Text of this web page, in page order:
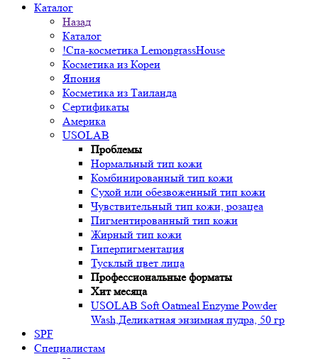
Каталог
Назад
Каталог
!Спа-косметика LemongrassHouse
Косметика из Кореи
Япония
Косметика из Таиланда
Сертификаты
Америка
USOLAB
Проблемы
Нормальный тип кожи
Комбинированный тип кожи
Сухой или обезвоженный тип кожи
Чувствительный тип кожи, розацеа
Пигментированный тип кожи
Жирный тип кожи
Гиперпигментация
Тусклый цвет лица
Профессиональные форматы
Хит месяца
USOLAB Soft Oatmeal Enzyme Powder
Wash,Деликатная энзимная пудра, 50 гр
SPF
Специалистам